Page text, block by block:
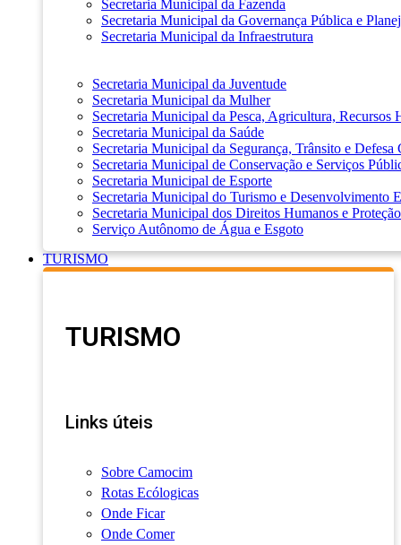
Secretaria Municipal da Fazenda
Secretaria Municipal da Governança Pública e
Secretaria Municipal da Infraestrutura
Secretaria Municipal da Juventude
Secretaria Municipal da Mulher
Secretaria Municipal da Pesca, Agricultura, Recursos
Secretaria Municipal da Saúde
Secretaria Municipal da Segurança, Trânsito e Defesa
Secretaria Municipal de Conservação e Serviços
Secretaria Municipal de Esporte
Secretaria Municipal do Turismo e Desenvolvimento
Secretaria Municipal dos Direitos Humanos e
Serviço Autônomo de Água e Esgoto
TURISMO
TURISMO
Links úteis
Sobre Camocim
Rotas Ecólogicas
Onde Ficar
Onde Comer